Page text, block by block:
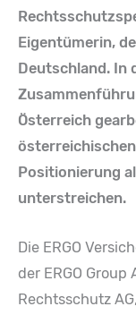
Eigentümerin,
Deutschland. In
Österreich
Positionierung
unterstreichen.
Die ERGO
der ERGO Group
Rechtsschutz